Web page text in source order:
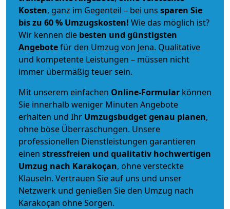
Kosten, ganz im Gegenteil – bei uns sparen Sie
bis zu 60 % Umzugskosten! Wie das möglich ist?
Wir kennen die besten und günstigsten
Angebotefür den Umzug von Jena. Qualitative
und kompetente Leistungen – müssen nicht
immer übermäßig teuer sein.
Mit unserem einfachen Online-Formular können
Sie innerhalb weniger Minuten Angebote
erhalten und Ihr Umzugsbudgetgenau planen,
ohne böse Überraschungen. Unsere
professionellen Dienstleistungen garantieren
einen stressfreien und qualitativ hochwertigen
Umzug nach Karakoçan, ohne versteckte
Klauseln. Vertrauen Sie auf uns und unser
Netzwerk und genießen Sie den Umzug nach
Karakoçan ohne Sorgen.